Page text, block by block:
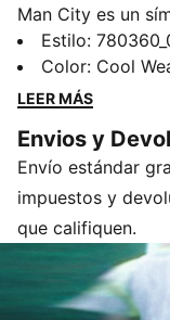
Man City es un
humor de
un homenaje al
aquellos que
lluvia.)
LIGERO: El tejido
reduce el peso y
COMODIDAD:
sudor diseñada
Contenido
Estilo:
Color: Cool
LEER MÁS
Envios y
Envío estándar
impuestos y
que califiquen.